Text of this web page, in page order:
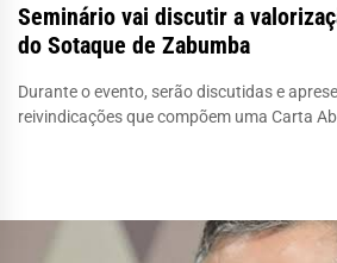
Seminário vai discutir a
do Sotaque de Zabumba
Durante o evento, serão discutidas e
reivindicações que compõem uma Carta